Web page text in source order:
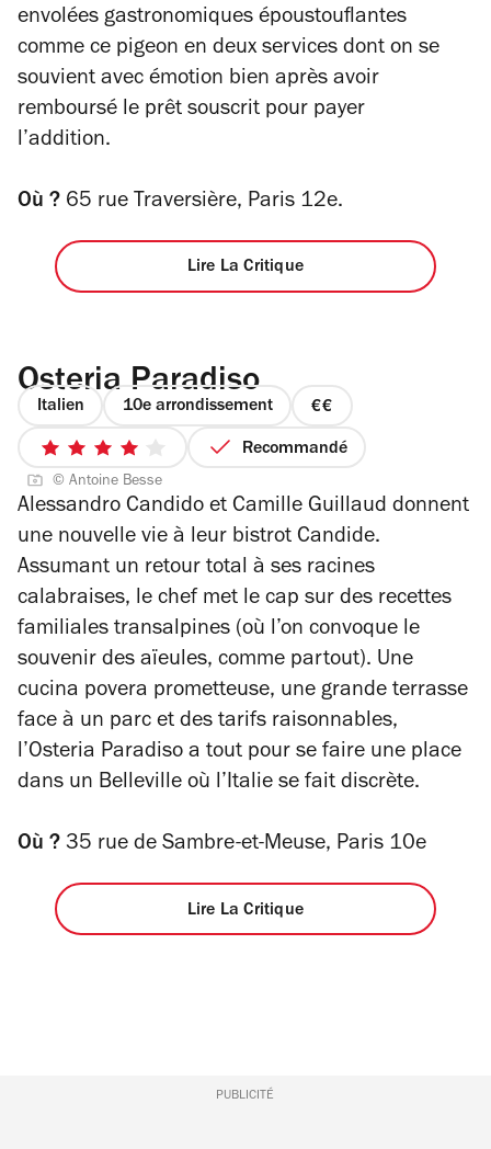
envolées gastronomiques époustouflantes
comme ce pigeon en deux services dont on se
souvient avec émotion bien après avoir
remboursé le prêt souscrit pour payer
l’addition.
Où ? 65 rue Traversière, Paris 12e.
Lire La Critique
Osteria Paradiso
Italien 10e arrondissement
prix
2
4
4
sur
5
étoiles
Recommandé
© Antoine Besse
Alessandro Candido et Camille Guillaud donnent
une nouvelle vie à leur bistrot Candide.
Assumant un retour total à ses racines
calabraises, le chef met le cap sur des recettes
familiales transalpines (où l’on convoque le
souvenir des aïeules, comme partout). Une
cucina povera prometteuse, une grande terrasse
face à un parc et des tarifs raisonnables,
l’Osteria Paradiso a tout pour se faire une place
dans un Belleville où l’Italie se fait discrète.
Où ? 35 rue de Sambre-et-Meuse, Paris 10e
Lire La Critique
PUBLICITÉ